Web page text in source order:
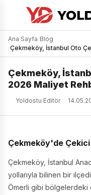
Ana Sayfa/Blog
/Çekmeköy, İstanbul Oto
Çekmeköy,
2026 Maliyet
Yoldostu Editör
Çekmeköy'de
Çekmeköy, İstanbul
yollarıyla bilinen bir
Ömerli gibi bölgelerdeki